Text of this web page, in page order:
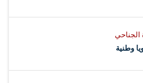
الجناحي
وطنية